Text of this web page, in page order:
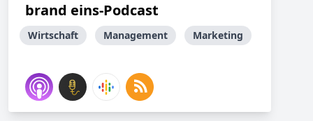
brand eins-Podcast
Wirtschaft Management Marketing